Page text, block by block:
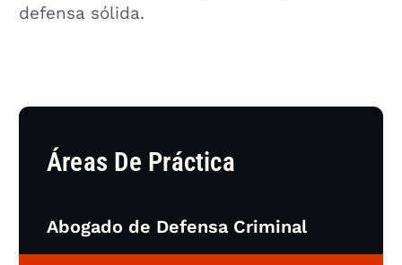
Áreas De Práctica
Abogado de Defensa Criminal
defensa sólida.